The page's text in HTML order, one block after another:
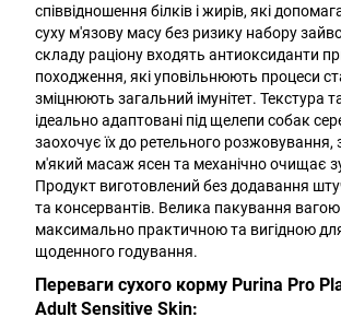
співвідношення білків і жирів, які
суху м'язову масу без ризику набору
складу раціону входять антиоксиданти
походження, які уповільнюють процеси
зміцнюють загальний імунітет. Текстура
ідеально адаптовані під щелепи собак
заохочує їх до ретельного розжовування,
м'який масаж ясен та механічно очищає
Продукт виготовлений без додавання
та консервантів. Велика пакування вагою
максимально практичною та вигідною
щоденного годування.
Переваги сухого корму Purina Pro
Adult Sensitive Skin: